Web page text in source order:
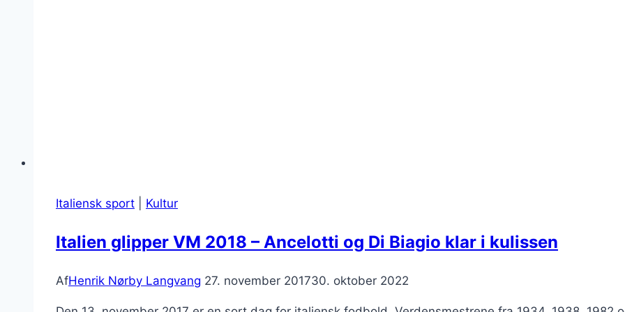
Italiensk sport Kultur
Italien glipper VM 2018 – Ancelotti og Di Biagio klar i kulissen
AfHenrik Nørby Langvang 27. november 201730. oktober 2022